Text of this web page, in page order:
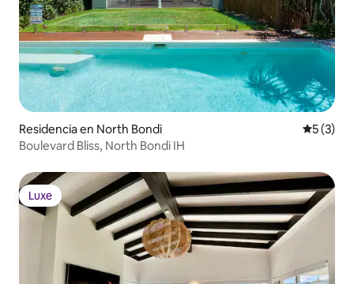
Residencia en North Bondi
5 (3)
Boulevard Bliss, North Bondi IH
Luxe
Luxe